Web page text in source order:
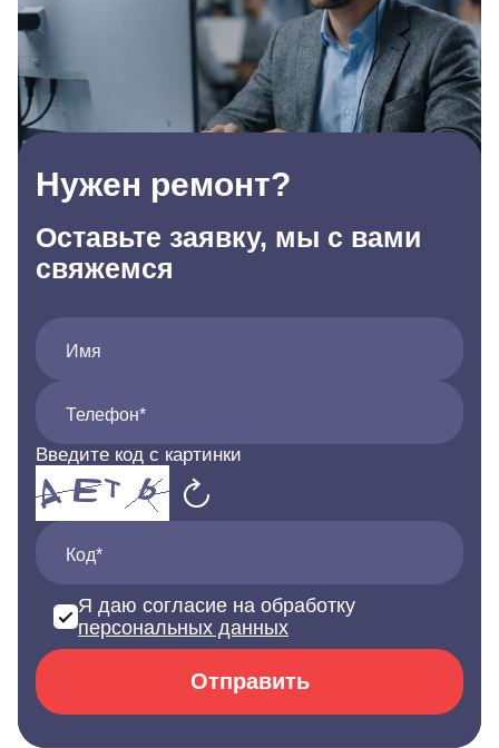
Нужен ремонт?
Оставьте заявку, мы с вами
свяжемся
Имя
Телефон*
Введите код с картинки
Код*
Я даю согласие на обработку
персональных данных
Отправить